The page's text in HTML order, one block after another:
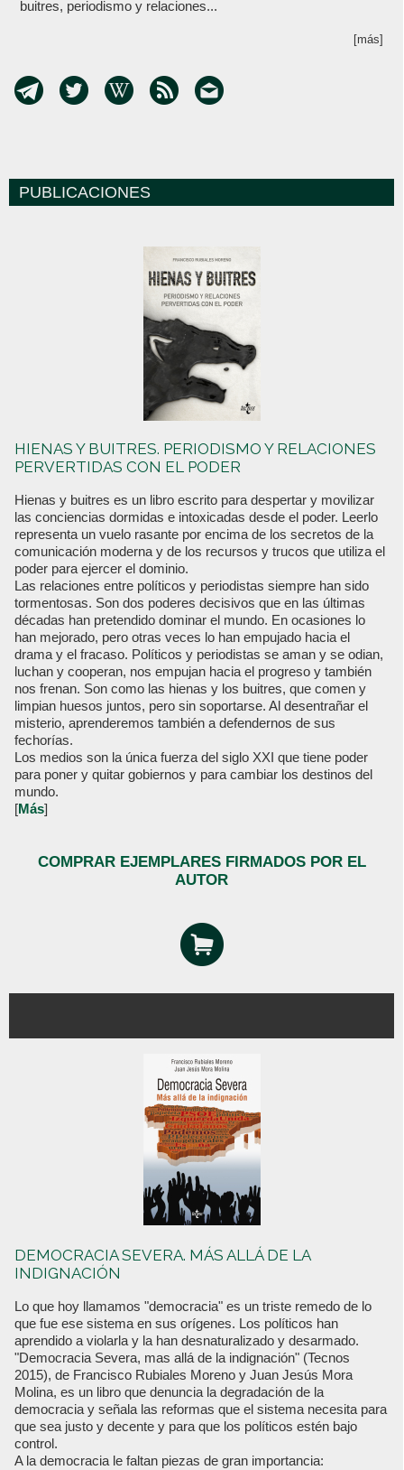
buitres, periodismo y relaciones...
[más]
PUBLICACIONES
HIENAS Y BUITRES. PERIODISMO Y RELACIONES
PERVERTIDAS CON EL PODER
Hienas y buitres es un libro escrito para despertar y movilizar
las conciencias dormidas e intoxicadas desde el poder. Leerlo
representa un vuelo rasante por encima de los secretos de la
comunicación moderna y de los recursos y trucos que utiliza el
poder para ejercer el dominio.
Las relaciones entre políticos y periodistas siempre han sido
tormentosas. Son dos poderes decisivos que en las últimas
décadas han pretendido dominar el mundo. En ocasiones lo
han mejorado, pero otras veces lo han empujado hacia el
drama y el fracaso. Políticos y periodistas se aman y se odian,
luchan y cooperan, nos empujan hacia el progreso y también
nos frenan. Son como las hienas y los buitres, que comen y
limpian huesos juntos, pero sin soportarse. Al desentrañar el
misterio, aprenderemos también a defendernos de sus
fechorías.
Los medios son la única fuerza del siglo XXI que tiene poder
para poner y quitar gobiernos y para cambiar los destinos del
mundo.
[Más]
COMPRAR EJEMPLARES FIRMADOS POR EL
AUTOR
DEMOCRACIA SEVERA. MÁS ALLÁ DE LA
INDIGNACIÓN
Lo que hoy llamamos "democracia" es un triste remedo de lo
que fue ese sistema en sus orígenes. Los políticos han
aprendido a violarla y la han desnaturalizado y desarmado.
"Democracia Severa, mas allá de la indignación" (Tecnos
2015), de Francisco Rubiales Moreno y Juan Jesús Mora
Molina, es un libro que denuncia la degradación de la
democracia y señala las reformas que el sistema necesita para
que sea justo y decente y para que los políticos estén bajo
control.
A la democracia le faltan piezas de gran importancia: